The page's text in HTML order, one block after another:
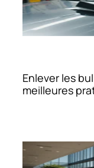
Enlever les
meilleures